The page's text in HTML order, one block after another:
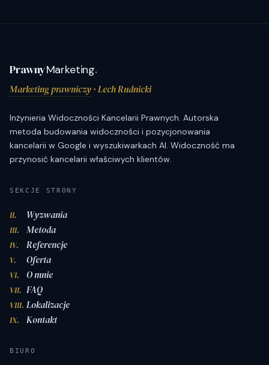
PrawnyMarketing.
Marketing prawniczy· Lech Rudnicki
Inżynieria Widoczności Kancelarii Prawnych. Autorska
metoda budowania widoczności i pozycjonowania
kancelarii w Google i wyszukiwarkach AI. Widoczność ma
przynosić kancelarii właściwych klientów.
SEKCJE STRONY
II. Wyzwania
III. Metoda
IV. Referencje
V. Oferta
VI. O mnie
VII. FAQ
VIII. Lokalizacje
IX. Kontakt
BIURO